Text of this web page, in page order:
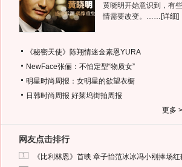
黄晓明开始意识到，有
情需要改变。…… [详细]
《秘密天使》陈翔情迷金素恩YURA
NewFace张俪：不怕定型“物质女”
明星时尚周报：女明星的欲望衣橱
日韩时尚周报 好莱坞街拍周报
更多
网友点击排行
1 《比利林恩》首映 章子怡范冰冰冯小刚捧场红